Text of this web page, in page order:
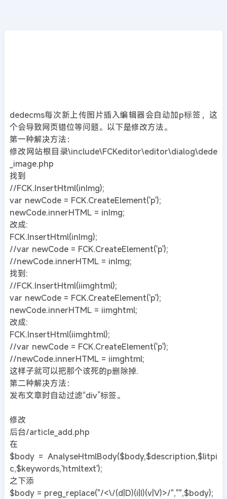
dedecms每次新上传图片插入编辑器会自动加p标签，这
个会导致网页错位等问题。以下是修改方法。
第一种解决方法：
修改网站根目录\include\FCKeditor\editor\dialog\dede
_image.php
找到
//FCK.InsertHtml(inImg);
var newCode = FCK.CreateElement('p');
newCode.innerHTML = inImg;
改成:
FCK.InsertHtml(inImg);
//var newCode = FCK.CreateElement('p');
//newCode.innerHTML = inImg;
找到:
//FCK.InsertHtml(iimghtml);
var newCode = FCK.CreateElement('p');
newCode.innerHTML = iimghtml;
改成:
FCK.InsertHtml(iimghtml);
//var newCode = FCK.CreateElement('p');
//newCode.innerHTML = iimghtml;
这样子就可以把那个该死的p删除掉.
第二种解决方法：
发布文章时自动过滤“div”标签。
修改
后台/article_add.php
在
$body = AnalyseHtmlBody($body,$description,$litpi
c,$keywords,'htmltext');
之下添
$body = preg_replace("/<\/(d|D)(i|I)(v|V)>/","",$body);